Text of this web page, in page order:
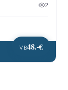
VB48.-€
2